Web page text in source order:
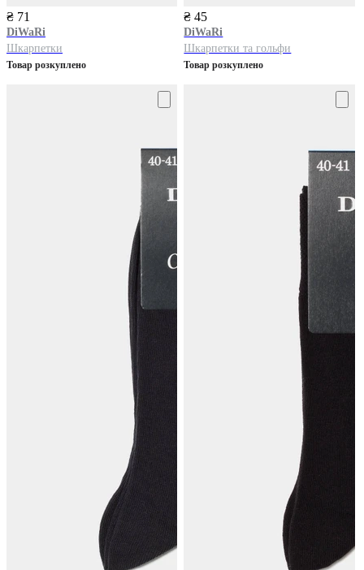
₴ 71
DiWaRi
Шкарпетки
Товар розкуплено
₴ 45
DiWaRi
Шкарпетки та гольфи
Товар розкуплено